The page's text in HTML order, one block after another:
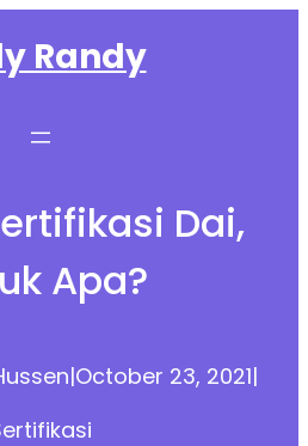
Randy
Dai,
Apa?
|October 23, 2021|